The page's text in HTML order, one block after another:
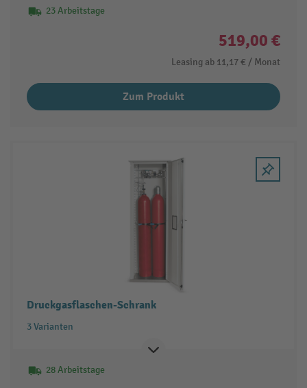
23 Arbeitstage
519,00 €
Leasing ab 11,17 € / Monat
Zum Produkt
Druckgasflaschen-Schrank
3 Varianten
28 Arbeitstage